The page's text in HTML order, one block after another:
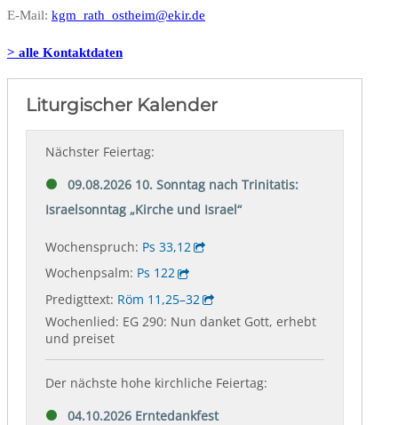
E-Mail: kgm_rath_ostheim@ekir.de
> alle Kontaktdaten